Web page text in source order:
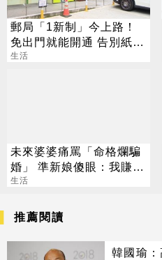
郵局「1新制」今上路！
免出門就能開通 告別紙本
不用跑臨櫃
生活
未來婆婆痛罵「命格爛騙
婚」 準新娘傻眼：我賺比
妳兒子多
生活
推薦閱讀
韓國瑜